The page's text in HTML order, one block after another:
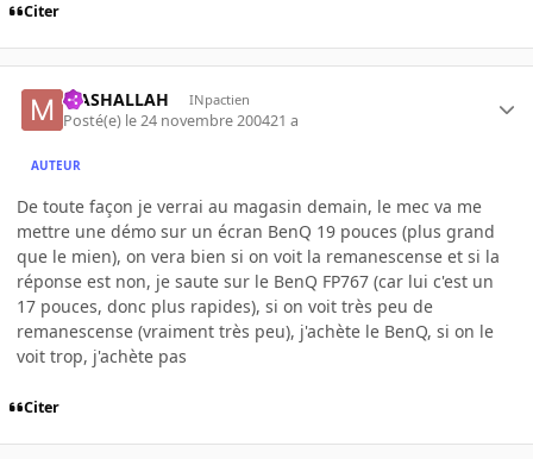
Citer
MASHALLAH INpactien
Posté(e) le 24 novembre 200421 a
AUTEUR
De toute façon je verrai au magasin demain, le mec va me
mettre une démo sur un écran BenQ 19 pouces (plus grand
que le mien), on vera bien si on voit la remanescense et si la
réponse est non, je saute sur le BenQ FP767 (car lui c'est un
17 pouces, donc plus rapides), si on voit très peu de
remanescense (vraiment très peu), j'achète le BenQ, si on le
voit trop, j'achète pas
Citer